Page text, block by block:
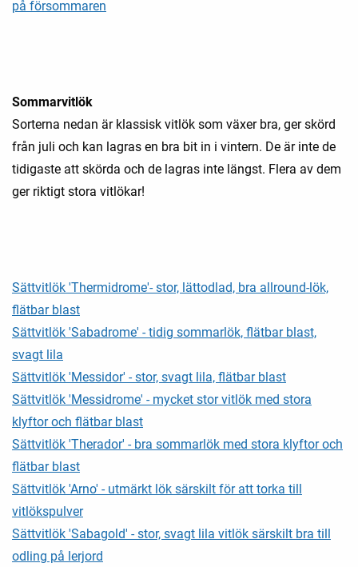
på försommaren
Sommarvitlök
Sorterna nedan är klassisk vitlök som växer bra, ger skörd
från juli och kan lagras en bra bit in i vintern. De är inte de
tidigaste att skörda och de lagras inte längst. Flera av dem
ger riktigt stora vitlökar!
Sättvitlök 'Thermidrome'- stor, lättodlad, bra allround-lök,
flätbar blast
Sättvitlök 'Sabadrome' - tidig sommarlök, flätbar blast,
svagt lila
Sättvitlök 'Messidor' - stor, svagt lila, flätbar blast
Sättvitlök 'Messidrome' - mycket stor vitlök med stora
klyftor och flätbar blast
Sättvitlök 'Therador' - bra sommarlök med stora klyftor och
flätbar blast
Sättvitlök 'Arno' - utmärkt lök särskilt för att torka till
vitlökspulver
Sättvitlök 'Sabagold' - stor, svagt lila vitlök särskilt bra till
odling på lerjord